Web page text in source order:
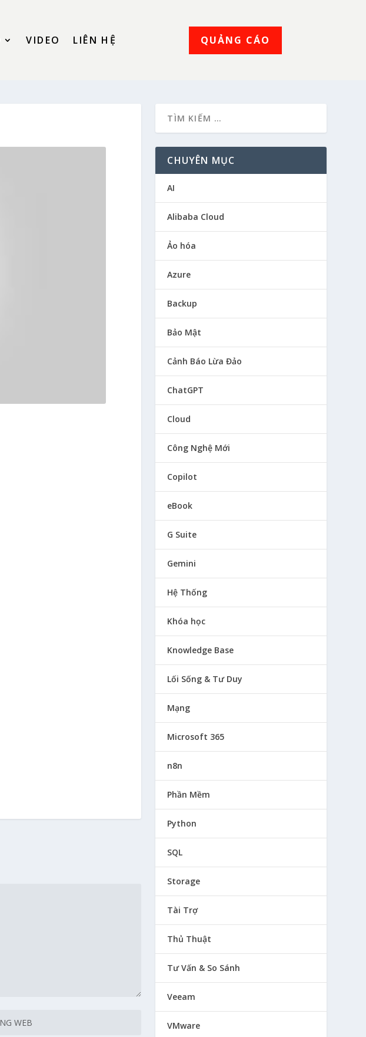
VIDEO LIÊN HỆ QUẢNG CÁO
CHUYÊN MỤC
AI
Alibaba Cloud
Ảo hóa
Azure
Backup
Bảo Mật
Cảnh Báo Lừa Đảo
ChatGPT
Cloud
Công Nghệ Mới
Copilot
eBook
G Suite
Gemini
Hệ Thống
Khóa học
Knowledge Base
Lối Sống & Tư Duy
Mạng
Microsoft 365
n8n
Phần Mềm
Python
SQL
Storage
Tài Trợ
Thủ Thuật
Tư Vấn & So Sánh
Veeam
VMware